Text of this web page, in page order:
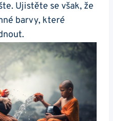
Ujistěte se však, že
barvy, které